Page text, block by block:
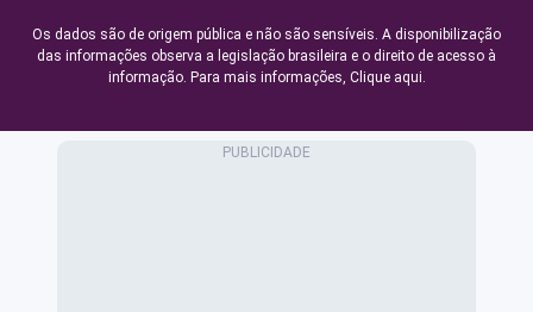
Os dados são de origem pública e não são sensíveis. A disponibilização
das informações observa a legislação brasileira e o direito de acesso à
informação. Para mais informações, Clique aqui.